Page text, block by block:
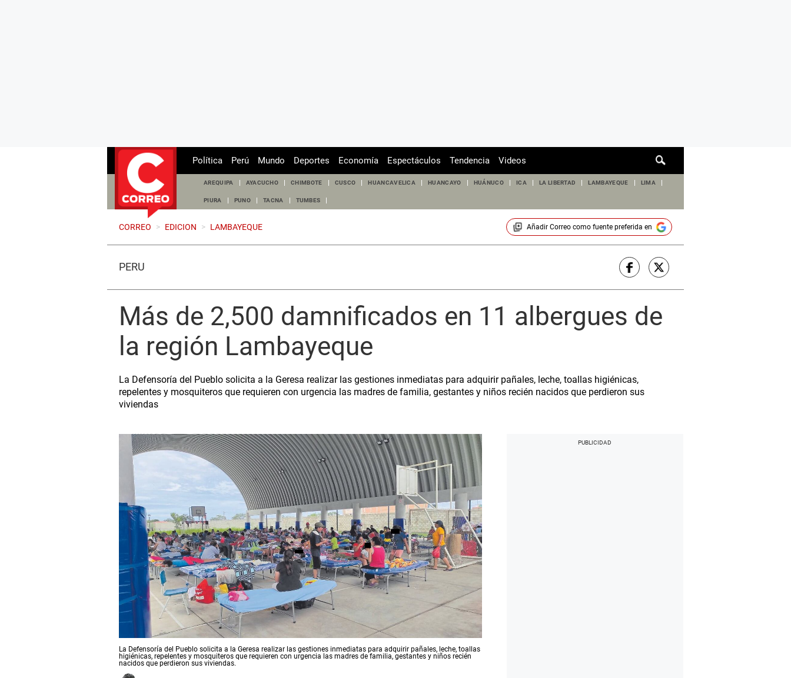
de
Política Perú Mundo Deportes Economía Espectáculos Tendencia Videos
AREQUIPA AYACUCHO CHIMBOTE CUSCO HUANCAVELICA HUANCAYO HUÁNUCO ICA LA LIBERTAD LAMBAYEQUE LIMA
PIURA PUNO TACNA TUMBES
CORREO > EDICION > LAMBAYEQUE Añadir Correocomo fuente preferida en
PERÚ
Más de 2,500 damnificados en 11 albergues de
la región Lambayeque
La Defensoría del Pueblo solicita a la Geresa realizar las gestiones inmediatas para adquirir pañales, leche, toallas higiénicas,
repelentes y mosquiteros que requieren con urgencia las madres de familia, gestantes y niños recién nacidos que perdieron sus
viviendas
La Defensoría del Pueblo solicita a la Geresa realizar las gestiones inmediatas para adquirir pañales, leche, toallas
higiénicas, repelentes y mosquiteros que requieren con urgencia las madres de familia, gestantes y niños recién
nacidos que perdieron sus viviendas.